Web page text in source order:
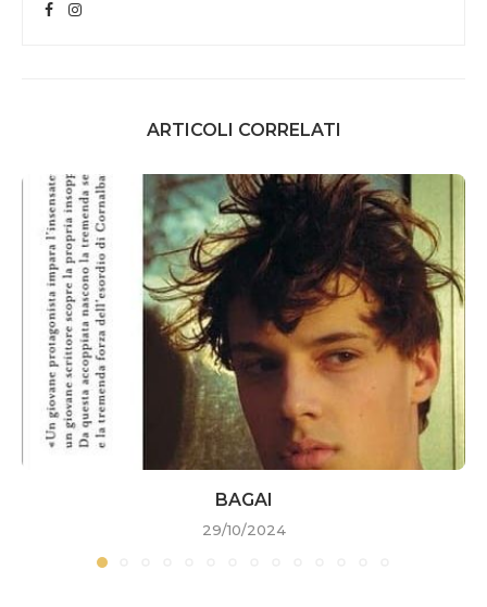
ARTICOLI CORRELATI
BAGAI
29/10/2024